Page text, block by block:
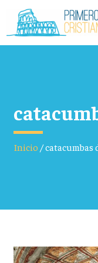
Inicio/catacumbas